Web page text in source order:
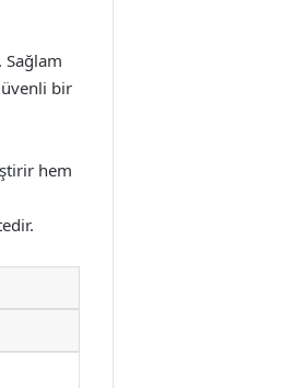
Sağlam
bir
hem